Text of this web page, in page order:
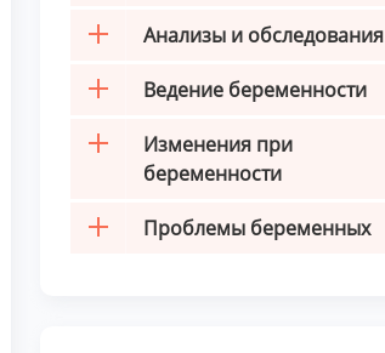
Анализы и обследования
Ведение беременности
Изменения при
беременности
Проблемы беременных